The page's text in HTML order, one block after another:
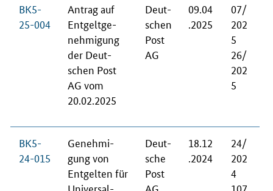
BK5-
25-004
An­trag auf
Ent­gelt­ge­
neh­mi­gung
der Deut­
schen Post
AG vom
20.02.2025
Deut­
schen
Post
AG
09.04
.2025
07/
202
5
26/
202
5
BK5-
24-015
Ge­neh­mi­
gung von
Ent­gel­ten für
Uni­ver­sal­
Deut­
sche
Post
AG
18.12
.2024
24/
202
4
107